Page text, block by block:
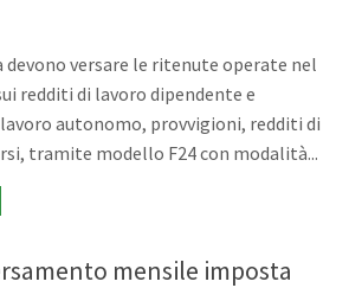
versare le ritenute operate nel
redditi di lavoro dipendente e
autonomo, provvigioni, redditi di
tramite modello F24 con modalità...
mensile imposta